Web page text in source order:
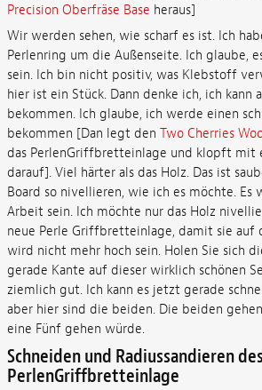
Precision Oberfräse Base heraus]
Wir werden sehen, wie scharf es ist. Ich
Perlenring um die Außenseite. Ich glaube,
sein. Ich bin nicht positiv, was Klebstoff
hier ist ein Stück. Dann denke ich, ich kann
bekommen. Ich glaube, ich werde einen
bekommen [Dan legt den Two Cherries
das PerlenGriffbretteinlage und klopft mit
darauf]. Viel härter als das Holz. Das ist
Board so nivellieren, wie ich es möchte. Es
Arbeit sein. Ich möchte nur das Holz
neue Perle Griffbretteinlage, damit sie auf
wird nicht mehr hoch sein. Holen Sie sich
gerade Kante auf dieser wirklich schönen
ziemlich gut. Ich kann es jetzt gerade
aber hier sind die beiden. Die beiden
eine Fünf gehen würde.
Schneiden und Radiussandieren
PerlenGriffbretteinlage